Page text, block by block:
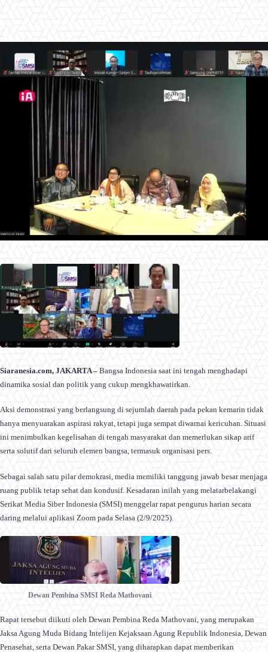
Siaranesia.com, JAKARTA – Bangsa Indonesia saat ini tengah menghadapi
dinamika sosial dan politik yang cukup mengkhawatirkan.
Aksi demonstrasi yang berlangsung di sejumlah daerah pada pekan kemarin tidak
hanya menyuarakan aspirasi rakyat, tetapi juga sempat diwarnai kericuhan. Situasi
ini menimbulkan kegelisahan di tengah masyarakat dan memerlukan sikap arif
serta solutif dari seluruh elemen bangsa, termasuk organisasi pers.
Sebagai salah satu pilar demokrasi, media memiliki tanggung jawab besar menjaga
ruang publik tetap sehat dan kondusif. Kesadaran inilah yang melatarbelakangi
Serikat Media Siber Indonesia (SMSI) menggelar rapat pengurus harian secara
daring melalui aplikasi Zoom pada Selasa (2/9/2025).
Dewan Pembina SMSI Reda Mathovani
Rapat tersebut diikuti oleh Dewan Pembina Reda Mathovani, yang merupakan
Jaksa Agung Muda Bidang Intelijen Kejaksaan Agung Republik Indonesia, Dewan
Penasehat, serta Dewan Pakar SMSI, yang diharapkan dapat memberikan